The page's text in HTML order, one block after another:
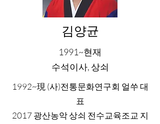
​김양균
1991~현재
수석이사, 상쇠
1992~現 (사)전통문화연구회 얼쑤 대
표
2017 광산농악 상쇠 전수교육조교 지